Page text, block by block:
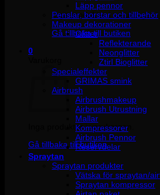
Inga produkter i varukorgen.
Gå tillbaka till butiken
0
Inga produkter i varukorgen.
Gå tillbaka till butiken
Läpp pennor
Penslar, borstar och tillbehör
Makeup dekorationer
Glitter
Reflekterande
Neonglitter
Ztirl Bioglitter
Specialeffekter
GRIMAS smink
Airbrush
Airbrushmakeup
Airbrush Utrustning
Mallar
Kompressorer
Airbrush Pennor
Reservdelar
Spraytan
Spraytan produkter
Vätska för spraytan/
Spraytan kompressor